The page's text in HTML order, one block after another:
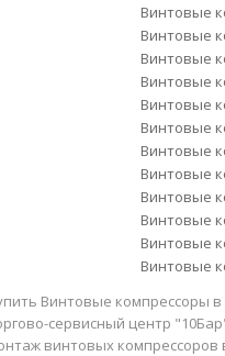
Винтовые
Винтовые
Винтовые
Винтовые
Винтовые
Винтовые
Винтовые
Винтовые
Винтовые
Винтовые
Винтовые
Винтовые
Винтовые компрессоры
сервисный центр
винтовых компрессоров